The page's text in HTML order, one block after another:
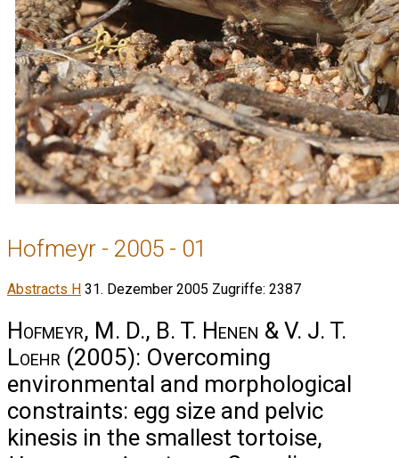
Hofmeyr - 2005 - 01
Abstracts H 31. Dezember 2005 Zugriffe: 2387
Hofmeyr, M. D., B. T. Henen & V. J. T.
Loehr (2005): Overcoming
environmental and morphological
constraints: egg size and pelvic
kinesis in the smallest tortoise,